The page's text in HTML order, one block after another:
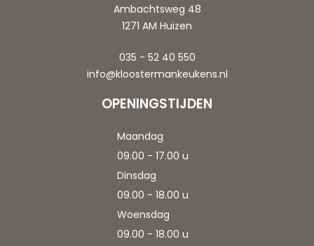
Ambachtsweg 48
1271 AM Huizen
035 - 52 40 550
info@kloostermankeukens.nl
OPENINGSTIJDEN
Maandag
09.00 - 17.00 u
Dinsdag
09.00 - 18.00 u
Woensdag
09.00 - 18.00 u